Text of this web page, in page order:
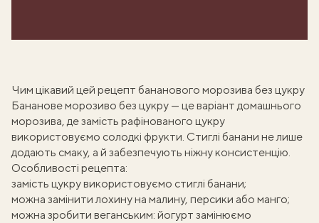
Чим цікавий цей рецепт бананового морозива без цукру
Бананове морозиво без цукру — це варіантдомашнього
морозива, де замість рафінованого цукру
використовуємо солодкі фрукти. Стиглі банани не лише
додають смаку, а й забезпечують ніжну консистенцію.
Особливості рецепта:
замість цукру використовуємо стиглі банани;
можна замінити лохину на малину, персики або манго;
можна зробити веганським: йогурт замінюємо